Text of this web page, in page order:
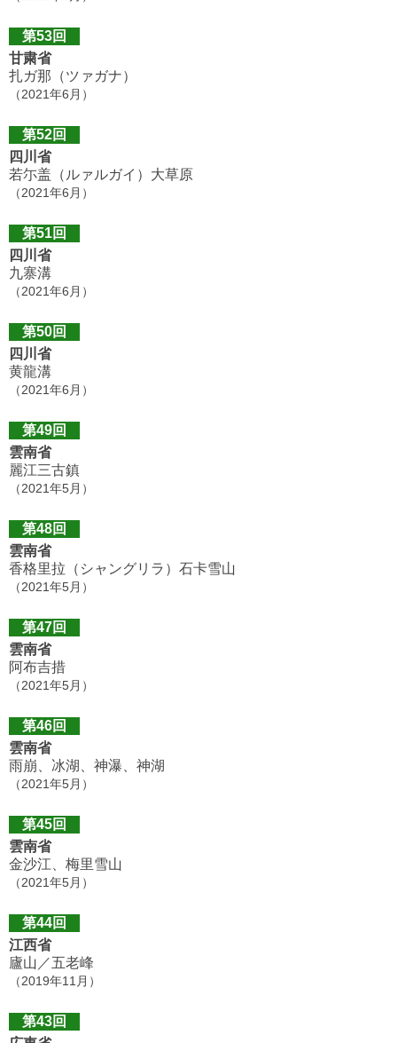
第53回
甘粛省
扎ガ那（ツァガナ）
（2021年6月）
第52回
四川省
若尓盖（ルァルガイ）大草原
（2021年6月）
第51回
四川省
九寨溝
（2021年6月）
第50回
四川省
黄龍溝
（2021年6月）
第49回
雲南省
麗江三古鎮
（2021年5月）
第48回
雲南省
香格里拉（シャングリラ）石卡雪山
（2021年5月）
第47回
雲南省
阿布吉措
（2021年5月）
第46回
雲南省
雨崩、冰湖、神瀑、神湖
（2021年5月）
第45回
雲南省
金沙江、梅里雪山
（2021年5月）
第44回
江西省
廬山／五老峰
（2019年11月）
第43回